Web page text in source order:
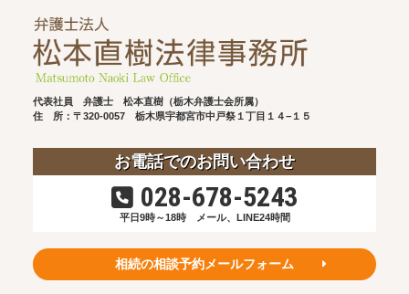
代表社員 弁護士 松本直樹（栃木弁護士会所属）
住 所：〒320-0057 栃木県宇都宮市中戸祭１丁目１４−１５
お電話でのお問い合わせ
028-678-5243
平日9時～18時 メール、LINE24時間
相続の相談予約メールフォーム